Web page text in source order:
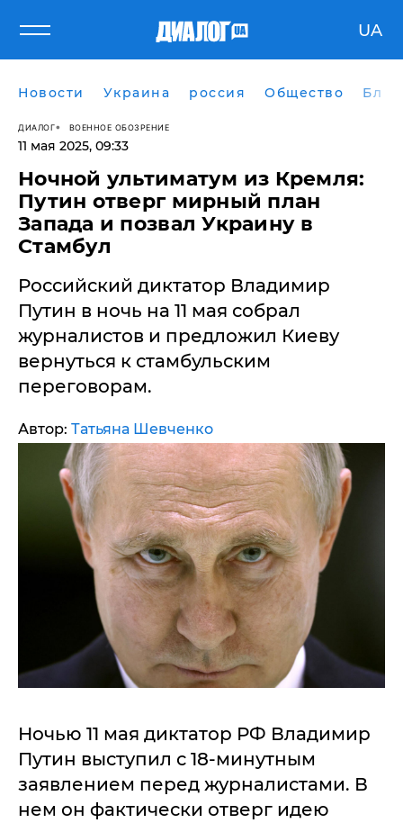
UA
Новости Украина россия Общество
ДИАЛОГ ВОЕННОЕ ОБОЗРЕНИЕ
11 мая 2025, 09:33
​Ночной ультиматум из Кремля:
Путин отверг мирный план
Запада и позвал Украину в
Стамбул
Российский диктатор Владимир
Путин в ночь на 11 мая собрал
журналистов и предложил Киеву
вернуться к стамбульским
переговорам.
Автор: Татьяна Шевченко
Ночью 11 мая диктатор РФ Владимир
Путин выступил с 18-минутным
заявлением перед журналистами. В
нем он фактически отверг идею